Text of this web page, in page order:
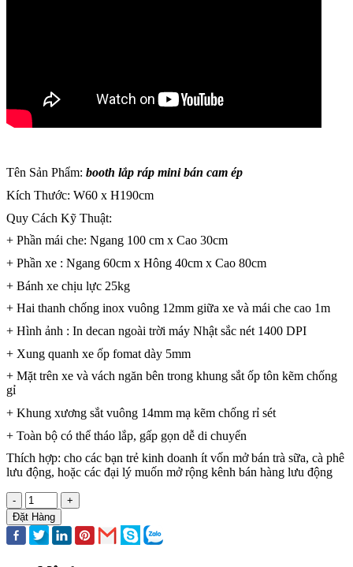
Tên Sản Phẩm: booth lắp ráp mini bán cam ép
Kích Thước: W60 x H190cm
Quy Cách Kỹ Thuật:
+ Phần mái che: Ngang 100 cm x Cao 30cm
+ Phần xe : Ngang 60cm x Hông 40cm x Cao 80cm
+ Bánh xe chịu lực 25kg
+ Hai thanh chống inox vuông 12mm giữa xe và mái che cao 1m
+ Hình ảnh : In decan ngoài trời máy Nhật sắc nét 1400 DPI
+ Xung quanh xe ốp fomat dày 5mm
+ Mặt trên xe và vách ngăn bên trong khung sắt ốp tôn kẽm chống
gỉ
+ Khung xương sắt vuông 14mm mạ kẽm chống rỉ sét
+ Toàn bộ có thể tháo lắp, gấp gọn dễ di chuyển
Thích hợp: cho các bạn trẻ kinh doanh ít vốn mở bán trà sữa, cà phê
lưu động, hoặc các đại lý muốn mở rộng kênh bán hàng lưu động
-
+
Đặt Hàng